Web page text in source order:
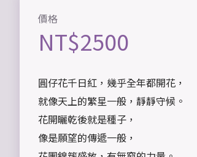
價格
NT$2500
圓仔花千日紅，幾乎全年都開花，
就像天上的繁星一般，靜靜守候。
花開曬乾後就是種子，
像是願望的傳遞一般，